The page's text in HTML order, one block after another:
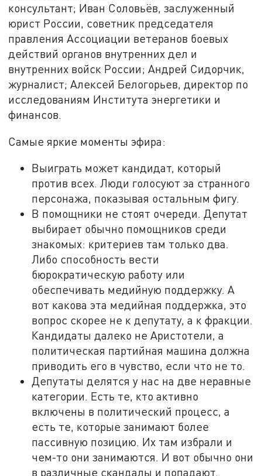
консультант; Иван Соловьёв, заслуженный
юрист России, советник председателя
правления Ассоциации ветеранов боевых
действий органов внутренних дел и
внутренних войск России; Андрей Сидорчик,
журналист; Алексей Белогорьев, директор по
исследованиям Института энергетики и
финансов.
Самые яркие моменты эфира:
Выиграть может кандидат, который
против всех. Люди голосуют за странного
персонажа, показывая остальным фигу.
В помощники не стоят очереди. Депутат
выбирает обычно помощников среди
знакомых: критериев там только два.
Либо способность вести
бюрократическую работу или
обеспечивать медийную поддержку. А
вот какова эта медийная поддержка, это
вопрос скорее не к депутату, а к фракции.
Кандидаты далеко не Аристотели, а
политическая партийная машина должна
приводить его в чувство, если что не то.
Депутаты делятся у нас на две неравные
категории. Есть те, кто активно
включены в политический процесс, а
есть те, которые занимают более
пассивную позицию. Их там избрали и
чем-то они занимаются. И вот обычно они
в различные скандалы и попадают.